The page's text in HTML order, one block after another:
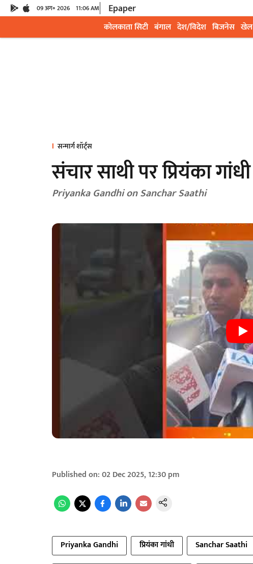
09 अग॰ 2026 11:06 AM Epaper
कोलकाता सिटी बंगाल देश/विदेश बिजनेस खेल
सन्मार्ग शॉर्ट्स
संचार साथी पर प्रियंका गांधी
Priyanka Gandhi on Sanchar Saathi
Published on:02 Dec 2025, 12:30 pm
Priyanka Gandhi प्रियंका गांधी Sanchar Saathi